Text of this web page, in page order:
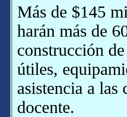
Más de $145
harán más de
construcción
útiles,
asistencia a
docente.